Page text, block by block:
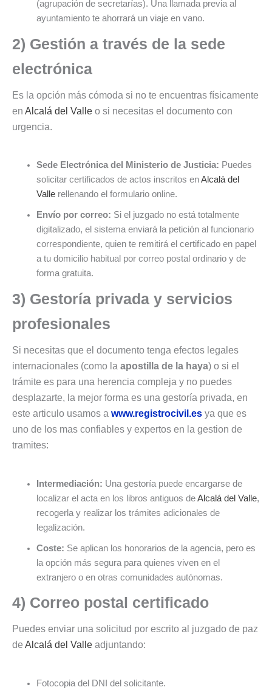
(agrupación de secretarías). Una llamada previa al
ayuntamiento te ahorrará un viaje en vano.
2) Gestión a través de la sede
electrónica
Es la opción más cómoda si no te encuentras físicamente
en Alcalá del Valle o si necesitas el documento con
urgencia.
Sede Electrónica del Ministerio de Justicia: Puedes
solicitar certificados de actos inscritos enAlcalá del
Valle rellenando el formulario online.
Envío por correo: Si el juzgado no está totalmente
digitalizado, el sistema enviará la petición al funcionario
correspondiente, quien te remitirá el certificado en papel
a tu domicilio habitual por correo postal ordinario y de
forma gratuita.
3) Gestoría privada y servicios
profesionales
Si necesitas que el documento tenga efectos legales
internacionales (como la apostilla de la haya) o si el
trámite es para una herencia compleja y no puedes
desplazarte, la mejor forma es una gestoría privada, en
este articulo usamos a www.registrocivil.es ya que es
uno de los mas confiables y expertos en la gestion de
tramites:
Intermediación: Una gestoría puede encargarse de
localizar el acta en los libros antiguos deAlcalá del Valle,
recogerla y realizar los trámites adicionales de
legalización.
Coste: Se aplican los honorarios de la agencia, pero es
la opción más segura para quienes viven en el
extranjero o en otras comunidades autónomas.
4) Correo postal certificado
Puedes enviar una solicitud por escrito al juzgado de paz
de Alcalá del Valle adjuntando:
Fotocopia del DNI del solicitante.